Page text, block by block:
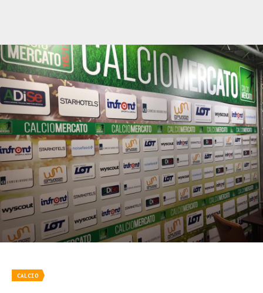
CALCIO